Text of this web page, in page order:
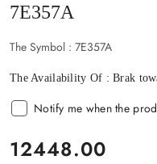
7E357A
The Symbol : 7E357A
The Availability Of :Brak
Notify me when the
price:
12448.00